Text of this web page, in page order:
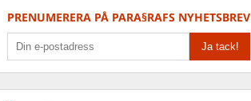
PRENUMERERA PÅ PARA§RAFS NYHETSBREV